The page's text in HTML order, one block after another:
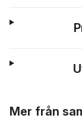
Mer från